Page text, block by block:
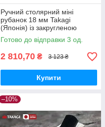
Ручний столярний міні
рубанок 18 мм Takagi
(Японія) із закругленою
підошвою
Готово до відправки 3 од.
2 810,70 ₴ 3 123 ₴
Купити
–10%